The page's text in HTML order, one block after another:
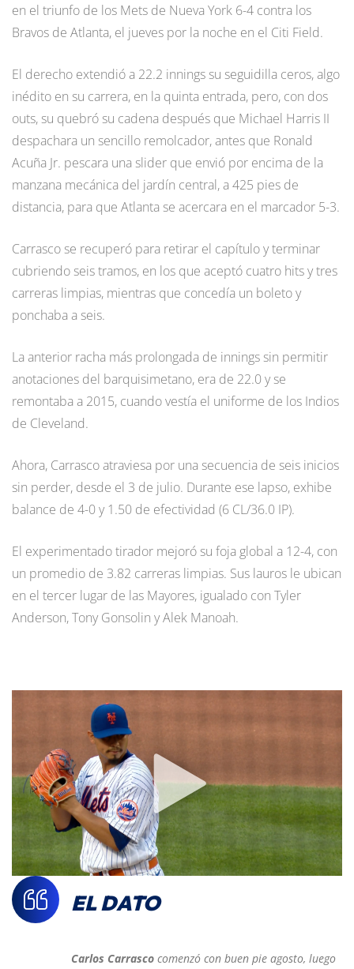
en el triunfo de los Mets de Nueva York 6-4 contra los
Bravos de Atlanta, el jueves por la noche en el Citi Field.
El derecho extendió a 22.2 innings su seguidilla ceros, algo
inédito en su carrera, en la quinta entrada, pero, con dos
outs, su quebró su cadena después que Michael Harris II
despachara un sencillo remolcador, antes que Ronald
Acuña Jr. pescara una slider que envió por encima de la
manzana mecánica del jardín central, a 425 pies de
distancia, para que Atlanta se acercara en el marcador 5-3.
Carrasco se recuperó para retirar el capítulo y terminar
cubriendo seis tramos, en los que aceptó cuatro hits y tres
carreras limpias, mientras que concedía un boleto y
ponchaba a seis.
La anterior racha más prolongada de innings sin permitir
anotaciones del barquisimetano, era de 22.0 y se
remontaba a 2015, cuando vestía el uniforme de los Indios
de Cleveland.
Ahora, Carrasco atraviesa por una secuencia de seis inicios
sin perder, desde el 3 de julio. Durante ese lapso, exhibe
balance de 4-0 y 1.50 de efectividad (6 CL/36.0 IP).
El experimentado tirador mejoró su foja global a 12-4, con
un promedio de 3.82 carreras limpias. Sus lauros le ubican
en el tercer lugar de las Mayores, igualado con Tyler
Anderson, Tony Gonsolin y Alek Manoah.
EL DATO
Carlos Carrasco comenzó con buen pie agosto, luego